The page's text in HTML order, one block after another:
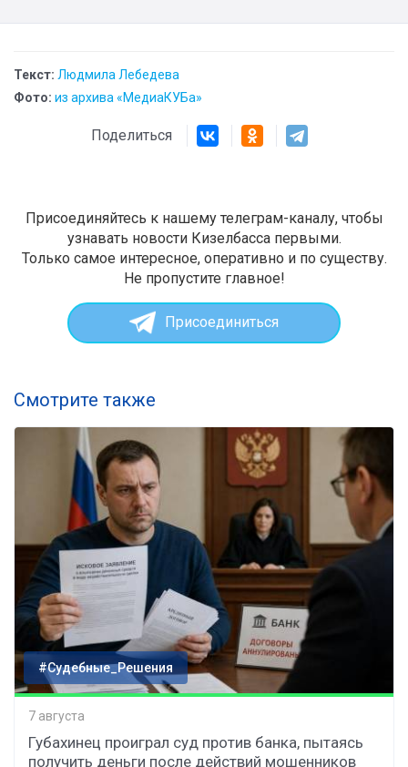
Текст: Людмила Лебедева
Фото: из архива «МедиаКУБа»
Поделиться
Присоединяйтесь к нашему телеграм-каналу, чтобы
узнавать новости Кизелбасса первыми.
Только самое интересное, оперативно и по существу.
Не пропустите главное!
Присоединиться
Смотрите также
#Судебные_Решения
7 августа
Губахинец проиграл суд против банка, пытаясь
получить деньги после действий мошенников